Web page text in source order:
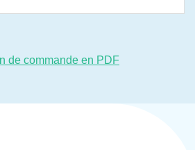
de commande en PDF